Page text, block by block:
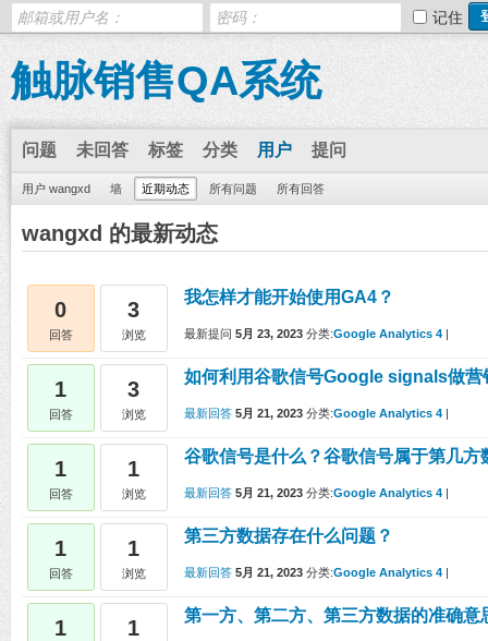
记住
触脉销售QA系统
问题 未回答 标签 分类 用户 提问
用户 wangxd 墙 近期动态 所有问题 所有回答
wangxd 的最新动态
0
回答
3
浏览
我怎样才能开始使用GA4？
最新提问 5月 23, 2023 分类:Google Analytics 4
1
回答
3
浏览
如何利用谷歌信号Google signals做营
最新回答 5月 21, 2023 分类:Google Analytics 4
1
回答
1
浏览
谷歌信号是什么？谷歌信号属于第几方
最新回答 5月 21, 2023 分类:Google Analytics 4
1
回答
1
浏览
第三方数据存在什么问题？
最新回答 5月 21, 2023 分类:Google Analytics 4
1 1
第一方、第二方、第三方数据的准确意